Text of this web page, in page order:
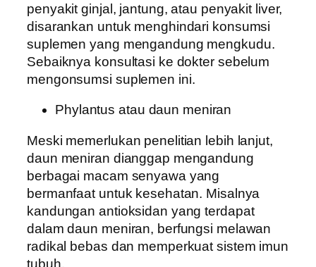
penyakit ginjal, jantung, atau penyakit liver,
disarankan untuk menghindari konsumsi
suplemen yang mengandung mengkudu.
Sebaiknya konsultasi ke dokter sebelum
mengonsumsi suplemen ini.
Phylantus atau daun meniran
Meski memerlukan penelitian lebih lanjut,
daun meniran dianggap mengandung
berbagai macam senyawa yang
bermanfaat untuk kesehatan. Misalnya
kandungan antioksidan yang terdapat
dalam daun meniran, berfungsi melawan
radikal bebas dan memperkuat sistem imun
tubuh.